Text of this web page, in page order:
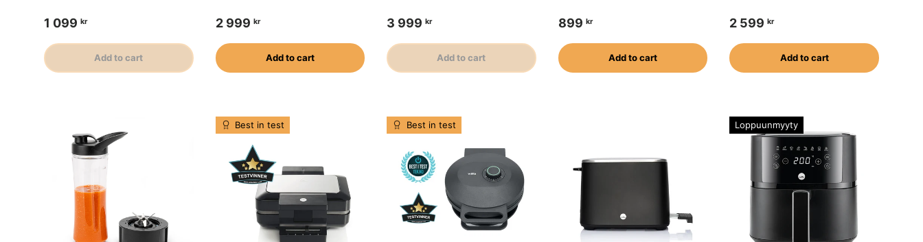
1 099 kr
Add to cart
2 999 kr
Add to cart
3 999 kr
Add to cart
899 kr
Add to cart
2 599 kr
Add to cart
Best in test Best in test Loppuunmyyty